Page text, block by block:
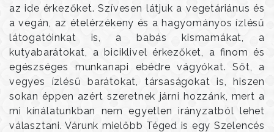
az ide érkezőket. Szívesen látjuk a vegetáriánus és
a vegán, az ételérzékeny és a hagyományos ízlésű
látogatóinkat is, a babás kismamákat, a
kutyabarátokat, a biciklivel érkezőket, a finom és
egészséges munkanapi ebédre vágyókat. Sőt, a
vegyes ízlésű barátokat, társaságokat is, hiszen
sokan éppen azért szeretnek járni hozzánk, mert a
mi kínálatunkban nem egyetlen irányzatból lehet
választani. Várunk mielőbb Téged is egy Szelencés